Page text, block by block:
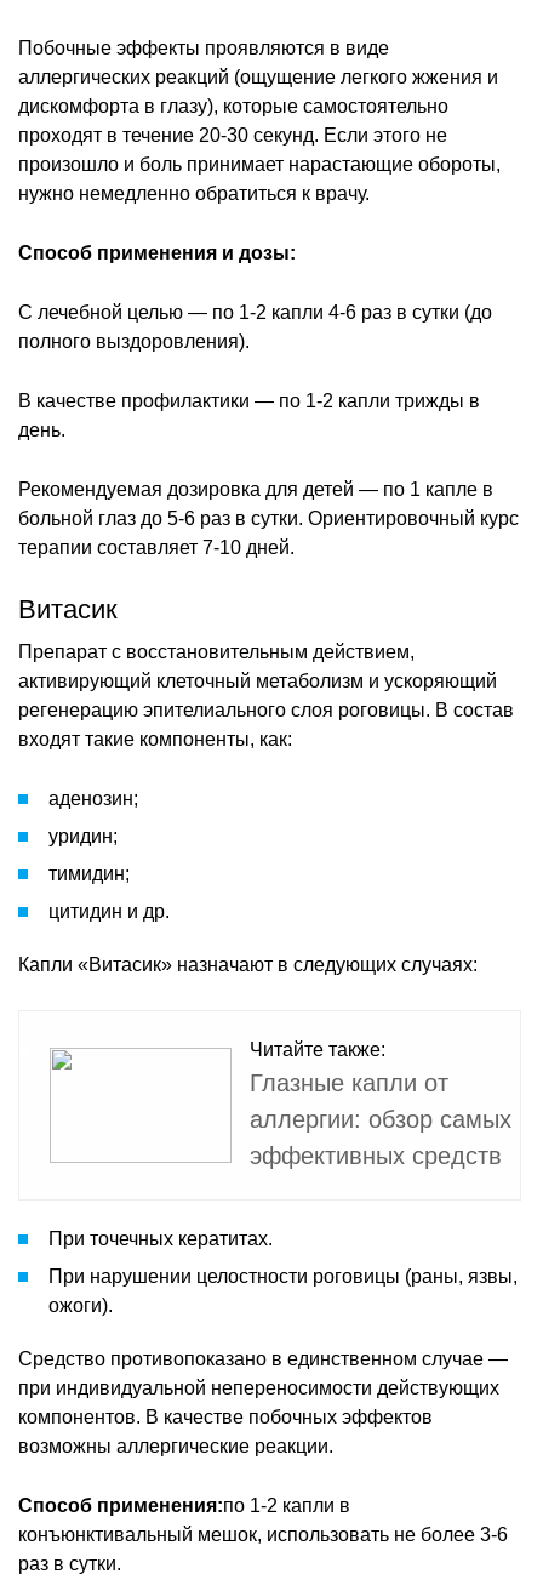
Побочные эффекты проявляются в виде
аллергических реакций (ощущение легкого жжения и
дискомфорта в глазу), которые самостоятельно
проходят в течение 20-30 секунд. Если этого не
произошло и боль принимает нарастающие обороты,
нужно немедленно обратиться к врачу.
Способ применения и дозы:
С лечебной целью — по 1-2 капли 4-6 раз в сутки (до
полного выздоровления).
В качестве профилактики — по 1-2 капли трижды в
день.
Рекомендуемая дозировка для детей — по 1 капле в
больной глаз до 5-6 раз в сутки. Ориентировочный курс
терапии составляет 7-10 дней.
Витасик
Препарат с восстановительным действием,
активирующий клеточный метаболизм и ускоряющий
регенерацию эпителиального слоя роговицы. В состав
входят такие компоненты, как:
аденозин;
уридин;
тимидин;
цитидин и др.
Капли «Витасик» назначают в следующих случаях:
Читайте также:
Глазные капли от
аллергии: обзор самых
эффективных средств
При точечных кератитах.
При нарушении целостности роговицы (раны, язвы,
ожоги).
Средство противопоказано в единственном случае —
при индивидуальной непереносимости действующих
компонентов. В качестве побочных эффектов
возможны аллергические реакции.
Способ применения:по 1-2 капли в
конъюнктивальный мешок, использовать не более 3-6
раз в сутки.